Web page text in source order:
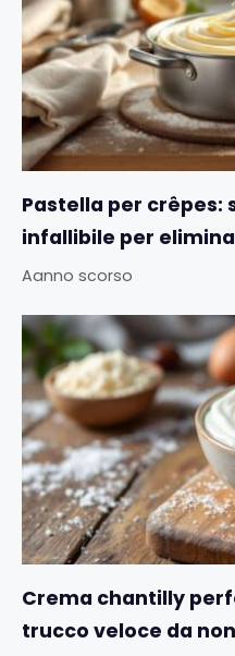
Pastella per crêpes:
infallibile per
Aanno scorso
Crema chantilly
trucco veloce da